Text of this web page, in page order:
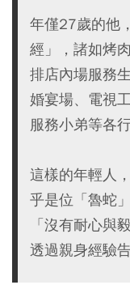
年僅27歲的他
經」，諸如烤
排店內場服務
婚宴場、電視
服務小弟等各
這樣的年輕人
乎是位「魯蛇
「沒有耐心與
透過親身經驗